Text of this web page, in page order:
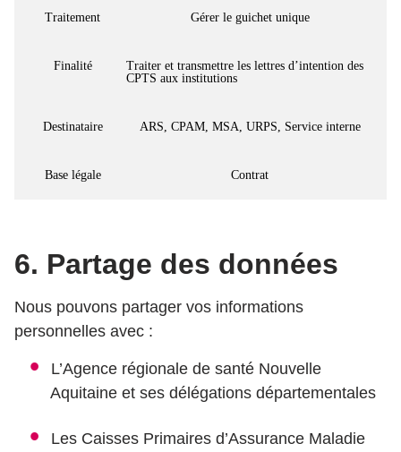
Traitement Gérer le guichet unique
Finalité
Traiter et transmettre les lettres d’intention des
CPTS aux institutions
Destinataire ARS, CPAM, MSA, URPS, Service interne
Base légale Contrat
6. Partage des données
Nous pouvons partager vos informations
personnelles avec :
L’Agence régionale de santé Nouvelle
Aquitaine et ses délégations départementales
Les Caisses Primaires d’Assurance Maladie